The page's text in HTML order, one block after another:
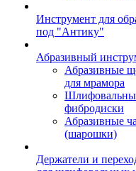
Инструмент для
под "Антику"
Абразивный
Абразивные
для мрамора
фибродиски
Абразивные
(шарошки)
Держатели и